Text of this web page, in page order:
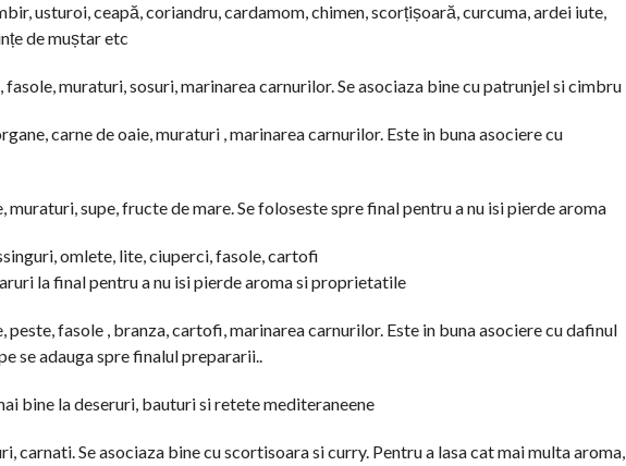
usturoi, ceapă, coriandru, cardamom, chimen, scorțișoară, curcuma, ardei iute,
de muștar etc
fasole, muraturi, sosuri, marinarea carnurilor. Se asociaza bine cu patrunjel si cimbru
carne de oaie, muraturi , marinarea carnurilor. Este in buna asociere cu
muraturi, supe, fructe de mare. Se foloseste spre final pentru a nu isi pierde aroma
omlete, lite, ciuperci, fasole, cartofi
la final pentru a nu isi pierde aroma si proprietatile
peste, fasole , branza, cartofi, marinarea carnurilor. Este in buna asociere cu dafinul
se adauga spre finalul prepararii..
bine la deseruri, bauturi si retete mediteraneene
carnati. Se asociaza bine cu scortisoara si curry. Pentru a lasa cat mai multa aroma,